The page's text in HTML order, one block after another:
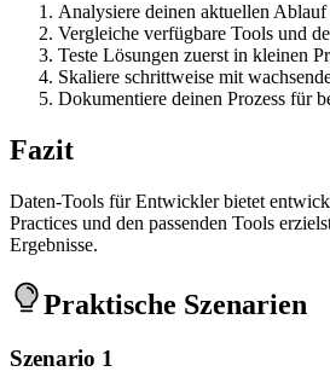
Analysiere deinen aktuellen
Vergleiche verfügbare Tools und
Teste Lösungen zuerst in kleinen
Skaliere schrittweise mit
Dokumentiere deinen Prozess für
Fazit
Daten-Tools für Entwickler bietet
Practices und den passenden Tools
Ergebnisse.
Praktische Szenarien
Szenario 1